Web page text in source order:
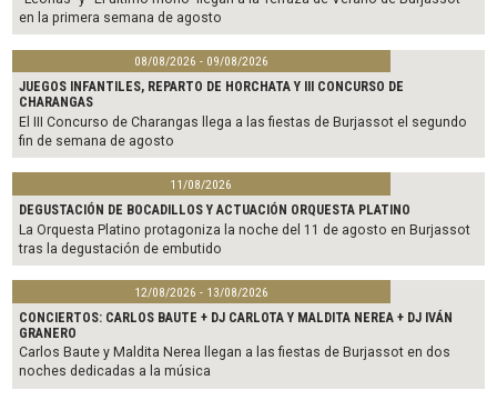
en la primera semana de agosto
08/08/2026 - 09/08/2026
JUEGOS INFANTILES, REPARTO DE HORCHATA Y III CONCURSO DE
CHARANGAS
El III Concurso de Charangas llega a las fiestas de Burjassot el segundo
fin de semana de agosto
11/08/2026
DEGUSTACIÓN DE BOCADILLOS Y ACTUACIÓN ORQUESTA PLATINO
La Orquesta Platino protagoniza la noche del 11 de agosto en Burjassot
tras la degustación de embutido
12/08/2026 - 13/08/2026
CONCIERTOS: CARLOS BAUTE + DJ CARLOTA Y MALDITA NEREA + DJ IVÁN
GRANERO
Carlos Baute y Maldita Nerea llegan a las fiestas de Burjassot en dos
noches dedicadas a la música